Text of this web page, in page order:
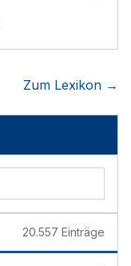
Zum Lexikon →
20.557 Einträge